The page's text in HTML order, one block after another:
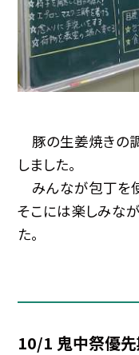
豚の生姜焼きの
しました。
みんなが包丁を
そこには楽しみな
た。
10/1 鬼中祭優先